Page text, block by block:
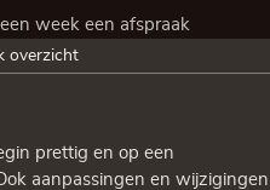
week een afspraak
overzicht
prettig en op een
aanpassingen en wijzigingen